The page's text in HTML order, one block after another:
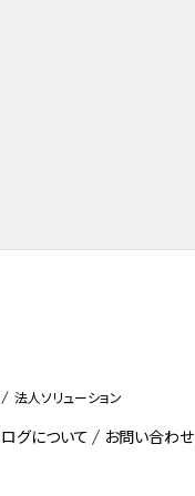
法人ソリューション
グについて お問い合わせ